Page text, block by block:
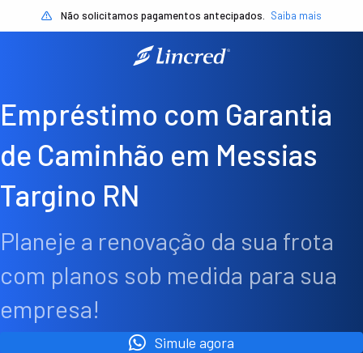
Não solicitamos pagamentos antecipados. Saiba mais
Empréstimo com Garantia
de Caminhão em Messias
Targino RN
Planeje a renovação da sua frota
com planos sob medida para sua
empresa!
Simule agora